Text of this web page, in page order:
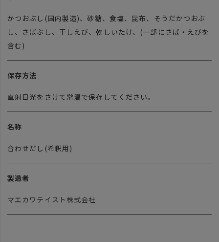
かつおぶし(国内製造)、砂糖、食塩、昆布、そうだかつおぶ
し、さばぶし、干しえび、乾しいたけ、(一部にさば・えびを
含む)
保存方法
直射日光をさけて常温で保存してください。
名称
合わせだし(希釈用)
製造者
マエカワテイスト株式会社